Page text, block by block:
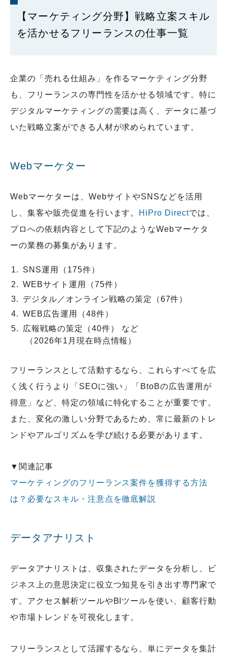
【マーケティング分野】戦略立案スキル
を活かせるフリーランスの仕事一覧
企業の「売れる仕組み」を作るマーケティング分野
も、フリーランスの専門性を活かせる領域です。特に
デジタルマーケティングの需要は高く、データに基づ
いた戦略立案ができる人材が求められています。
Webマーケター
Webマーケターは、WebサイトやSNSなどを活用
し、集客や販売促進を行います。 HiPro Directでは、
プロへの依頼内容として下記のようなWebマーケタ
ーの業務の募集があります。
SNS運用（175件）
WEBサイト運用（75件）
デジタル／オンライン戦略の策定（67件）
WEB広告運用（48件）
広報戦略の策定（40件） など
（2026年1月現在時点情報）
フリーランスとして活動するなら、これらすべてを広
く浅く行うより「SEOに強い」「BtoBの広告運用が
得意」など、特定の領域に特化することが重要です。
また、変化の激しい分野であるため、常に最新のトレ
ンドやアルゴリズムを学び続ける必要があります。
▼関連記事
マーケティングのフリーランス案件を獲得する方法
は？必要なスキル・注意点を徹底解説
データアナリスト
データアナリストは、収集されたデータを分析し、ビ
ジネス上の意思決定に役立つ知見を引き出す専門家で
す。アクセス解析ツールやBIツールを使い、顧客行動
や市場トレンドを可視化します。
フリーランスとして活躍するなら、単にデータを集計